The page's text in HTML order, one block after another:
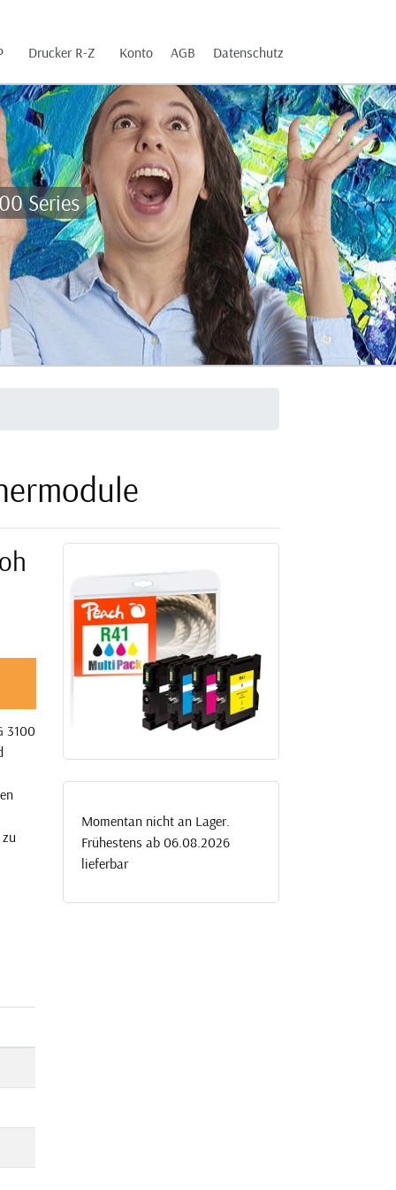
Drucker R-Z Konto AGB Datenschutz
Series
3100
Momentan nicht an Lager.
Frühestens ab 06.08.2026
lieferbar